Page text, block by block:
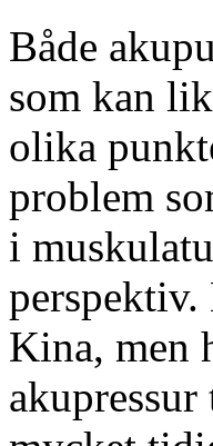
Både
som kan
olika
problem
i
perspektiv.
Kina, men